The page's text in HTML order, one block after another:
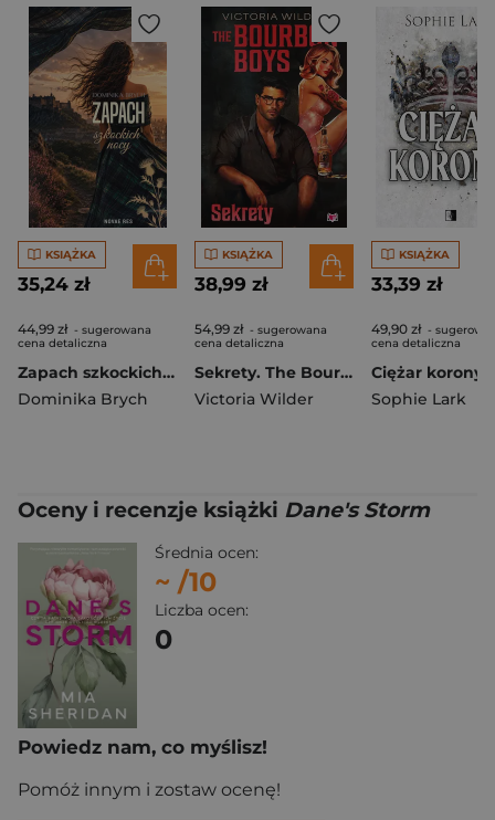
KSIĄŻKA
35,24 zł
44,99 zł - sugerowana
cena detaliczna
Zapach szkockich nocy
Dominika Brych
KSIĄŻKA
38,99 zł
54,99 zł - sugerowana
cena detaliczna
Sekrety. The Bourbon Boys
Victoria Wilder
KSIĄŻKA
33,39 zł
49,90 zł -
cena detaliczna
Sophie Lark
Oceny i recenzje książki Dane's Storm
Średnia ocen:
~ /10
Liczba ocen:
0
Powiedz nam, co myślisz!
Pomóż innym i zostaw ocenę!